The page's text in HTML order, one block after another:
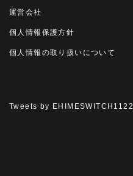
運営会社
個人情報保護方針
個人情報の取り扱いについて
Tweets by EHIMESWITCH1122